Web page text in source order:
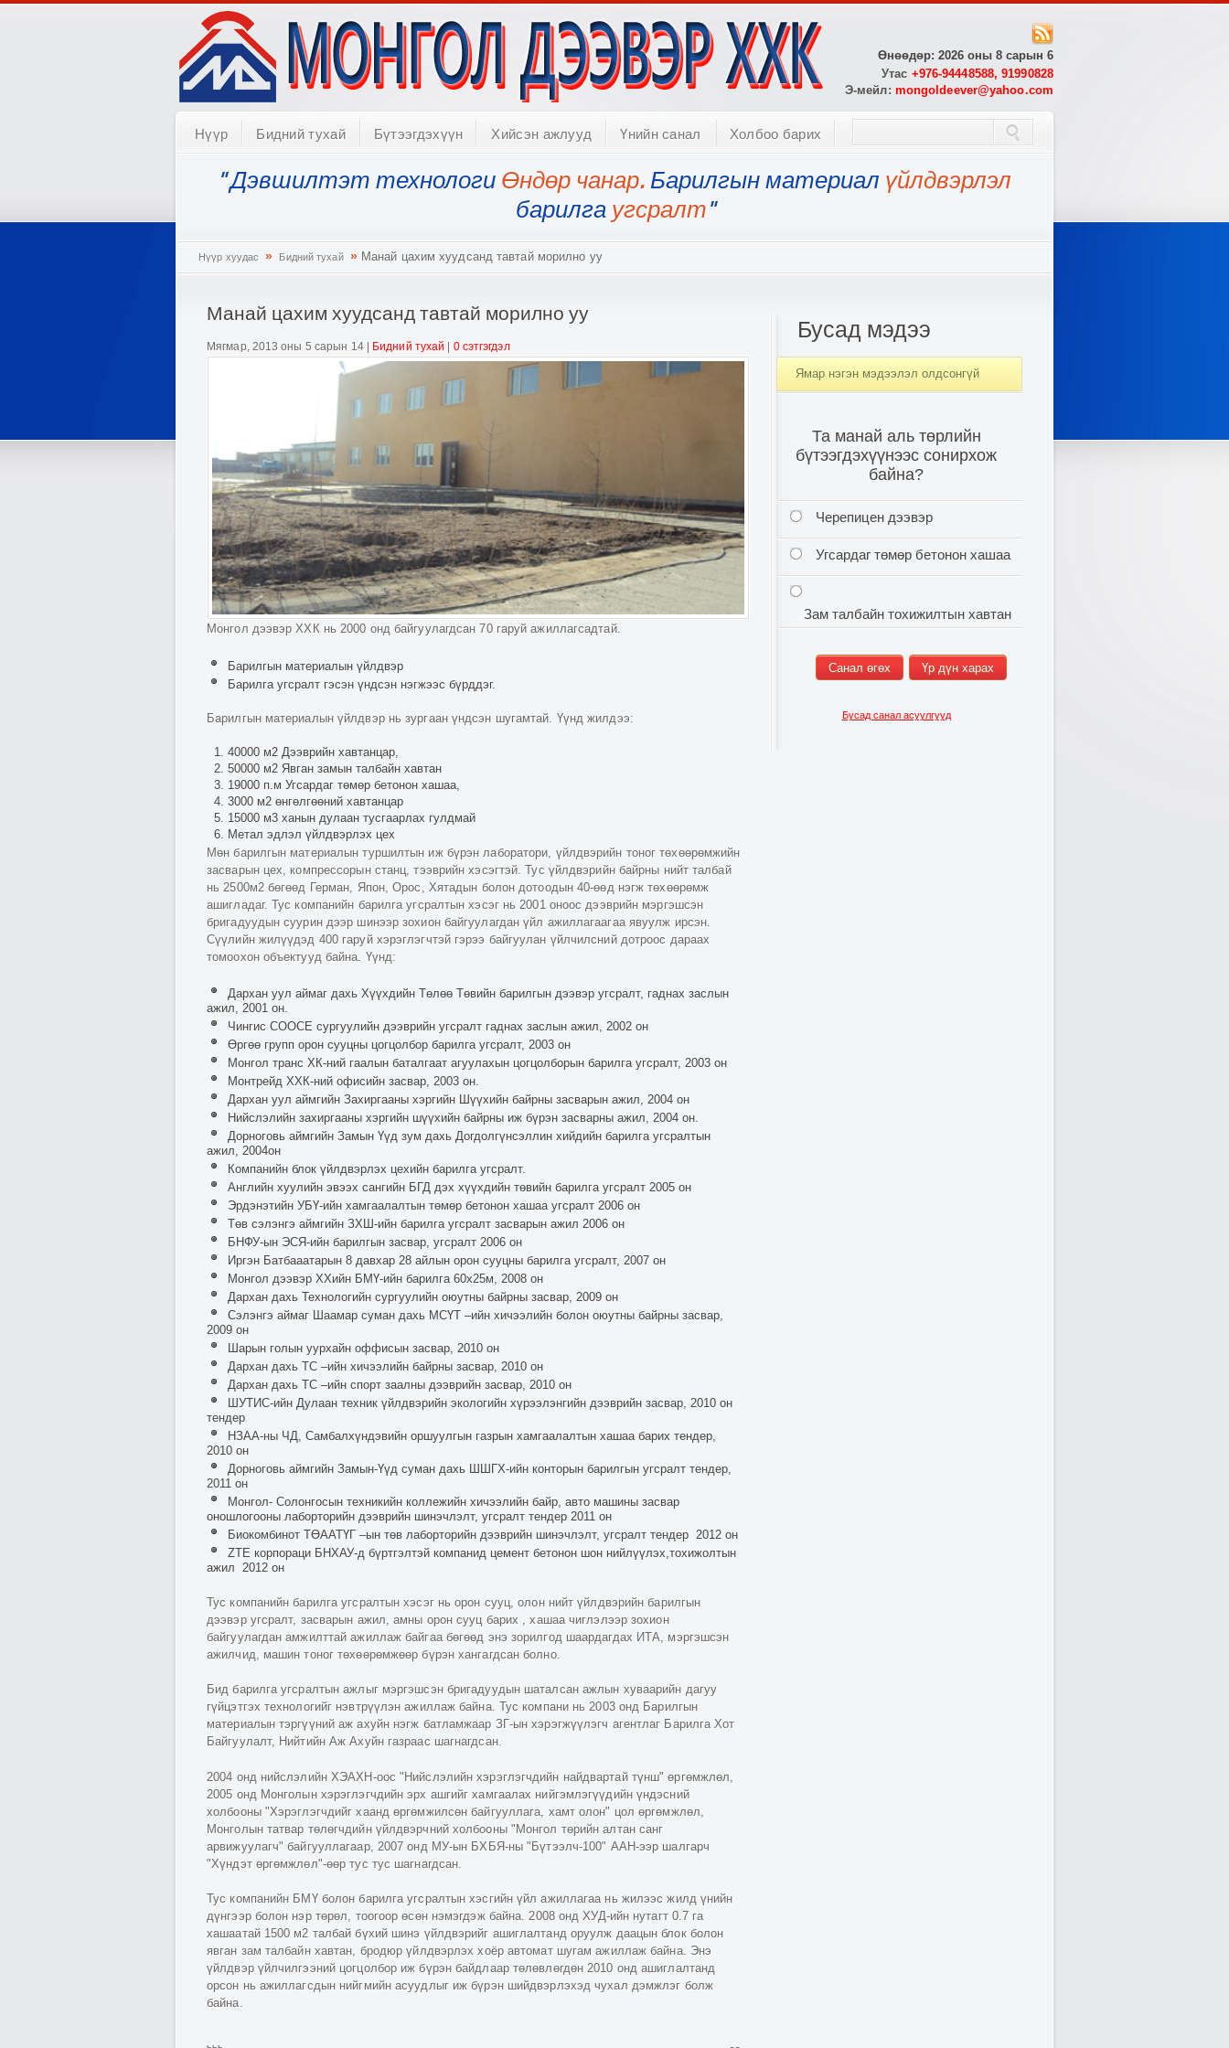
Өнөөдөр: 2026 оны 8 сарын 6
Утас +976-94448588, 91990828
Э-мейл: mongoldeever@yahoo.com
Нүүр Бидний тухай Бүтээгдэхүүн Хийсэн ажлууд Үнийн санал Холбоо барих
" Дэвшилтэт технологи Өндөр чанар. Барилгын материал үйлдвэрлэл
барилга угсралт"
Нүүр хуудас » Бидний тухай »Манай цахим хуудсанд тавтай морилно уу
Манай цахим хуудсанд тавтай морилно уу
Мягмар, 2013 оны 5 сарын 14| Бидний тухай 0 сэтгэгдэл
Монгол дээвэр ХХК нь 2000 онд байгуулагдсан 70 гаруй ажиллагсадтай.
Барилгын материалын үйлдвэр
Барилга угсралт гэсэн үндсэн нэгжээс бүрддэг.
Барилгын материалын үйлдвэр нь зургаан үндсэн шугамтай. Үүнд жилдээ:
40000 м2 Дээврийн хавтанцар,
50000 м2 Явган замын талбайн хавтан
19000 п.м Угсардаг төмөр бетонон хашаа,
3000 м2 өнгөлгөөний хавтанцар
15000 м3 ханын дулаан тусгаарлах гулдмай
Метал эдлэл үйлдвэрлэх цех
Мөн барилгын материалын туршилтын иж бүрэн лаборатори, үйлдвэрийн тоног төхөөрөмжийн
засварын цех, компрессорын станц, тээврийн хэсэгтэй. Тус үйлдвэрийн байрны нийт талбай
нь 2500м2 бөгөөд Герман, Япон, Орос, Хятадын болон дотоодын 40-өөд нэгж төхөөрөмж
ашигладаг. Тус компанийн барилга угсралтын хэсэг нь 2001 оноос дээврийн мэргэшсэн
бригадуудын суурин дээр шинээр зохион байгуулагдан үйл ажиллагаагаа явуулж ирсэн.
Сүүлийн жилүүдэд 400 гаруй хэрэглэгчтэй гэрээ байгуулан үйлчилсний дотроос дараах
томоохон объектууд байна. Үүнд:
Дархан уул аймаг дахь Хүүхдийн Төлөө Төвийн барилгын дээвэр угсралт, гаднах заслын
ажил, 2001 он.
Чингис СООСЕ сургуулийн дээврийн угсралт гаднах заслын ажил, 2002 он
Өргөө групп орон сууцны цогцолбор барилга угсралт, 2003 он
Монгол транс ХК-ний гаалын баталгаат агуулахын цогцолборын барилга угсралт, 2003 он
Монтрейд ХХК-ний офисийн засвар, 2003 он.
Дархан уул аймгийн Захиргааны хэргийн Шүүхийн байрны засварын ажил, 2004 он
Нийслэлийн захиргааны хэргийн шүүхийн байрны иж бүрэн засварны ажил, 2004 он.
Дорноговь аймгийн Замын Үүд зум дахь Догдолгүнсэллин хийдийн барилга угсралтын
ажил, 2004он
Компанийн блок үйлдвэрлэх цехийн барилга угсралт.
Английн хуулийн эвээх сангийн БГД дэх хүүхдийн төвийн барилга угсралт 2005 он
Эрдэнэтийн УБҮ-ийн хамгаалалтын төмөр бетонон хашаа угсралт 2006 он
Төв сэлэнгэ аймгийн ЗХШ-ийн барилга угсралт засварын ажил 2006 он
БНФУ-ын ЭСЯ-ийн барилгын засвар, угсралт 2006 он
Иргэн Батбааатарын 8 давхар 28 айлын орон сууцны барилга угсралт, 2007 он
Монгол дээвэр ХХийн БМҮ-ийн барилга 60х25м, 2008 он
Дархан дахь Технологийн сургуулийн оюутны байрны засвар, 2009 он
Сэлэнгэ аймаг Шаамар суман дахь МСҮТ –ийн хичээлийн болон оюутны байрны засвар,
2009 он
Шарын голын уурхайн оффисын засвар, 2010 он
Дархан дахь ТС –ийн хичээлийн байрны засвар, 2010 он
Дархан дахь ТС –ийн спорт заалны дээврийн засвар, 2010 он
ШУТИС-ийн Дулаан техник үйлдвэрийн экологийн хүрээлэнгийн дээврийн засвар, 2010 он
тендер
НЗАА-ны ЧД, Самбалхүндэвийн оршуулгын газрын хамгаалалтын хашаа барих тендер,
2010 он
Дорноговь аймгийн Замын-Үүд суман дахь ШШГХ-ийн конторын барилгын угсралт тендер,
2011 он
Монгол- Солонгосын техникийн коллежийн хичээлийн байр, авто машины засвар
оношлогооны лаборторийн дээврийн шинэчлэлт, угсралт тендер 2011 он
Биокомбинот ТӨААТҮГ –ын төв лаборторийн дээврийн шинэчлэлт, угсралт тендер 2012 он
ZTE корпораци БНХАУ-д бүртгэлтэй компанид цемент бетонон шон нийлүүлэх,тохижолтын
ажил 2012 он
Тус компанийн барилга угсралтын хэсэг нь орон сууц, олон нийт үйлдвэрийн барилгын
дээвэр угсралт, засварын ажил, амны орон сууц барих , хашаа чиглэлээр зохион
байгуулагдан амжилттай ажиллаж байгаа бөгөөд энэ зорилгод шаардагдах ИТА, мэргэшсэн
ажилчид, машин тоног төхөөрөмжөөр бүрэн хангагдсан болно.
Бид барилга угсралтын ажлыг мэргэшсэн бригадуудын шаталсан ажлын хуваарийн дагуу
гүйцэтгэх технологийг нэвтрүүлэн ажиллаж байна. Тус компани нь 2003 онд Барилгын
материалын тэргүүний аж ахуйн нэгж батламжаар ЗГ-ын хэрэгжүүлэгч агентлаг Барилга Хот
Байгуулалт, Нийтийн Аж Ахуйн газраас шагнагдсан.
2004 онд нийслэлийн ХЭАХН-оос "Нийслэлийн хэрэглэгчдийн найдвартай түнш" өргөмжлөл,
2005 онд Монголын хэрэглэгчдийн эрх ашгийг хамгаалах нийгэмлэгүүдийн үндэсний
холбооны "Хэрэглэгчдийг хаанд өргөмжилсөн байгууллага, хамт олон" цол өргөмжлөл,
Монголын татвар төлөгчдийн үйлдвэрчний холбооны "Монгол төрийн алтан санг
арвижуулагч" байгууллагаар, 2007 онд МУ-ын БХБЯ-ны "Бүтээлч-100" ААН-ээр шалгарч
"Хүндэт өргөмжлөл"-өөр тус тус шагнагдсан.
Тус компанийн БМҮ болон барилга угсралтын хэсгийн үйл ажиллагаа нь жилээс жилд үнийн
дүнгээр болон нэр төрөл, тоогоор өсөн нэмэгдэж байна. 2008 онд ХУД-ийн нутагт 0.7 га
хашаатай 1500 м2 талбай бүхий шинэ үйлдвэрийг ашиглалтанд оруулж даацын блок болон
явган зам талбайн хавтан, бродюр үйлдвэрлэх хоёр автомат шугам ажиллаж байна. Энэ
үйлдвэр үйлчилгээний цогцолбор иж бүрэн байдлаар төлөвлөгдөн 2010 онд ашиглалтанд
орсон нь ажиллагсдын нийгмийн асуудлыг иж бүрэн шийдвэрлэхэд чухал дэмжлэг болж
байна.
Бусад мэдээ
Ямар нэгэн мэдээлэл олдсонгүй
Та манай аль төрлийн
бүтээгдэхүүнээс сонирхож
байна?
Черепицен дээвэр
Угсардаг төмөр бетонон хашаа
Зам талбайн тохижилтын хавтан
Бусад санал асуулгууд